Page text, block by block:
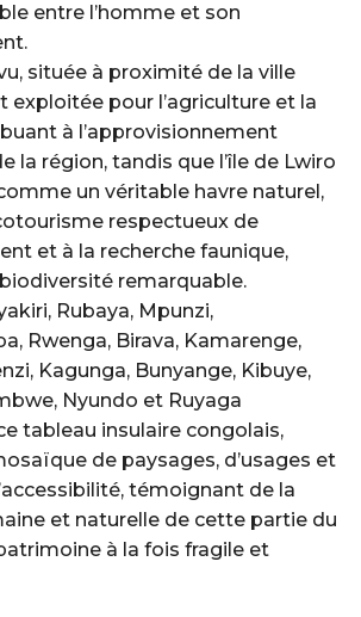
entre l’homme et son
située à proximité de la ville
exploitée pour l’agriculture et la
à l’approvisionnement
la région, tandis que l’île de Lwiro
un véritable havre naturel,
respectueux de
et à la recherche faunique,
remarquable.
Rubaya, Mpunzi,
Rwenga, Birava, Kamarenge,
Kagunga, Bunyange, Kibuye,
Nyundo et Ruyaga
tableau insulaire congolais,
de paysages, d’usages et
témoignant de la
et naturelle de cette partie du
à la fois fragile et